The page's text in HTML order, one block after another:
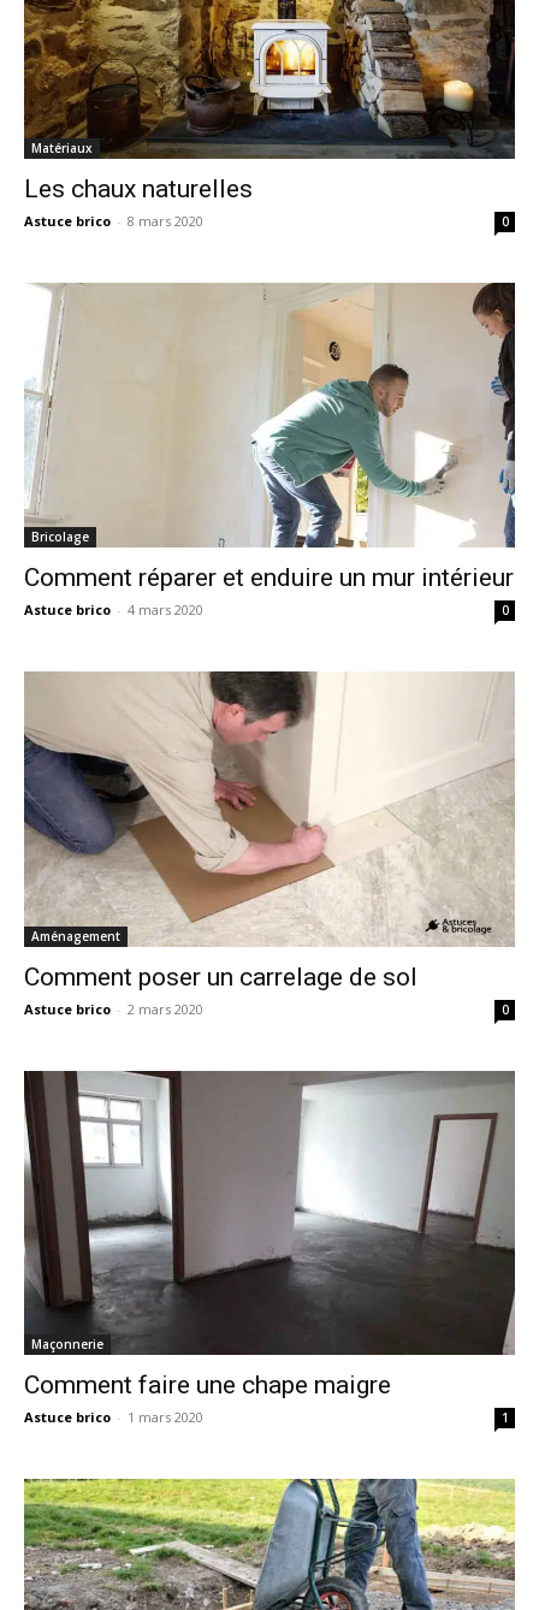
Matériaux
Les chaux naturelles
Astuce brico - 8 mars 2020 0
Bricolage
Comment réparer et enduire un mur intérieur
Astuce brico - 4 mars 2020 0
Aménagement
Comment poser un carrelage de sol
Astuce brico - 2 mars 2020 0
Maçonnerie
Comment faire une chape maigre
Astuce brico - 1 mars 2020 1